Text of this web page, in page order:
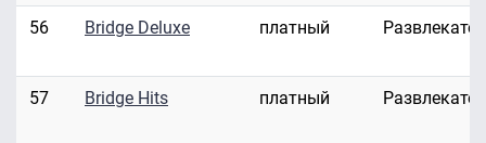
56 Bridge Deluxe платный
57 Bridge Hits платный